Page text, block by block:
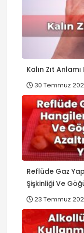
Kalın Zıt
30 Temmuz
Reflüde Gaz
Şişkinliği Ve
Pratik
23 Temmuz